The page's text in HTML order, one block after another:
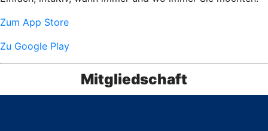
Zum App Store
Zu Google Play
Mitgliedschaft